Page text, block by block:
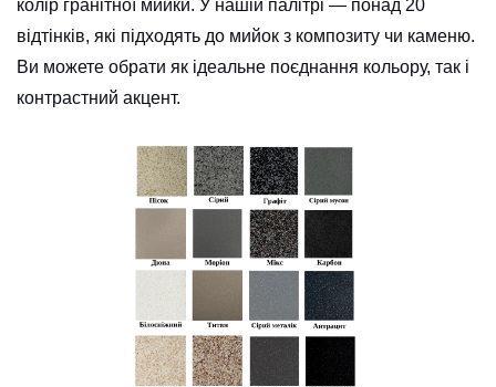
колір гранітної мийки. У нашій палітрі — понад 20
відтінків, які підходять до мийок з композиту чи каменю.
Ви можете обрати як ідеальне поєднання кольору, так і
контрастний акцент.